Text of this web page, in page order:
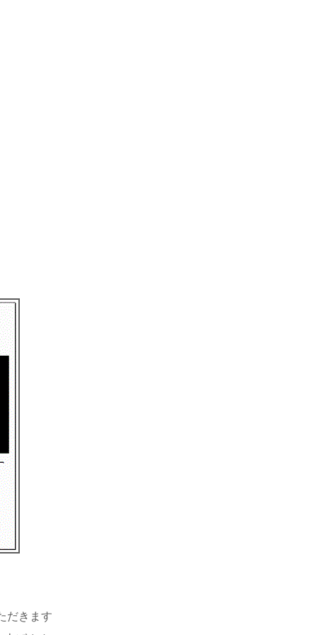
だきます